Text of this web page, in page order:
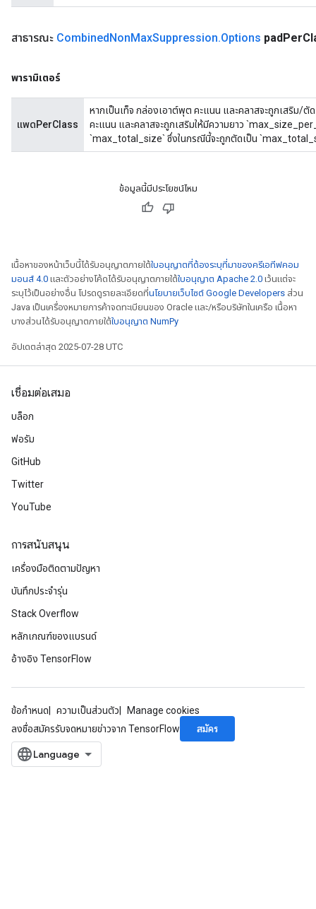
สาธารณะ CombinedNonMaxSuppression.Options padPer
พารามิเตอร์
แพดPerClass
หากเป็นเท็จ กล่องเอาต์พุต คะแนน และคลาสจะถูกเสริม/
คะแนน และคลาสจะถูกเสริมให้มีความยาว
`max_total_size` ซึ่งในกรณีนี้จะถูกตัดเป็น
ข้อมูลนี้มีประโยชน์ไหม
เนื้อหาของหน้าเว็บนี้ได้รับอนุญาตภายใต้ใบอนุญาตที่ต้องระบุที่มาของครีเอทีฟคอม
มอนส์ 4.0 และตัวอย่างโค้ดได้รับอนุญาตภายใต้ใบอนุญาต Apache 2.0 เว้นแต่จะ
ระบุไว้เป็นอย่างอื่น โปรดดูรายละเอียดที่นโยบายเว็บไซต์ Google Developers ส่วน
Java เป็นเครื่องหมายการค้าจดทะเบียนของ Oracle และ/หรือบริษัทในเครือ เนื้อหา
บางส่วนได้รับอนุญาตภายใต้ใบอนุญาต NumPy
อัปเดตล่าสุด 2025-07-28 UTC
เชื่อมต่อเสมอ
บล็อก
ฟอรัม
GitHub
Twitter
YouTube
การสนับสนุน
เครื่องมือติดตามปัญหา
บันทึกประจำรุ่น
Stack Overflow
หลักเกณฑ์ของแบรนด์
อ้างอิง TensorFlow
ข้อกำหนด ความเป็นส่วนตัว
Manage cookies
ลงชื่อสมัครรับจดหมายข่าวจาก TensorFlow
สมัคร